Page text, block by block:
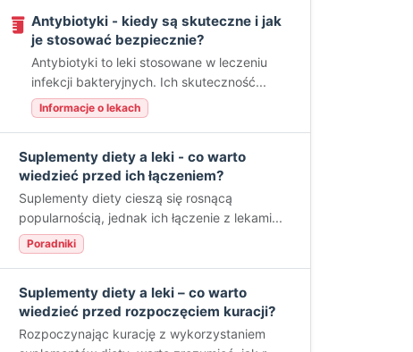
Antybiotyki - kiedy są skuteczne i jak
je stosować bezpiecznie?
Antybiotyki to leki stosowane w leczeniu
infekcji bakteryjnych. Ich skuteczność...
Informacje o lekach
Suplementy diety a leki - co warto
wiedzieć przed ich łączeniem?
Suplementy diety cieszą się rosnącą
popularnością, jednak ich łączenie z lekami...
Poradniki
Suplementy diety a leki – co warto
wiedzieć przed rozpoczęciem kuracji?
Rozpoczynając kurację z wykorzystaniem